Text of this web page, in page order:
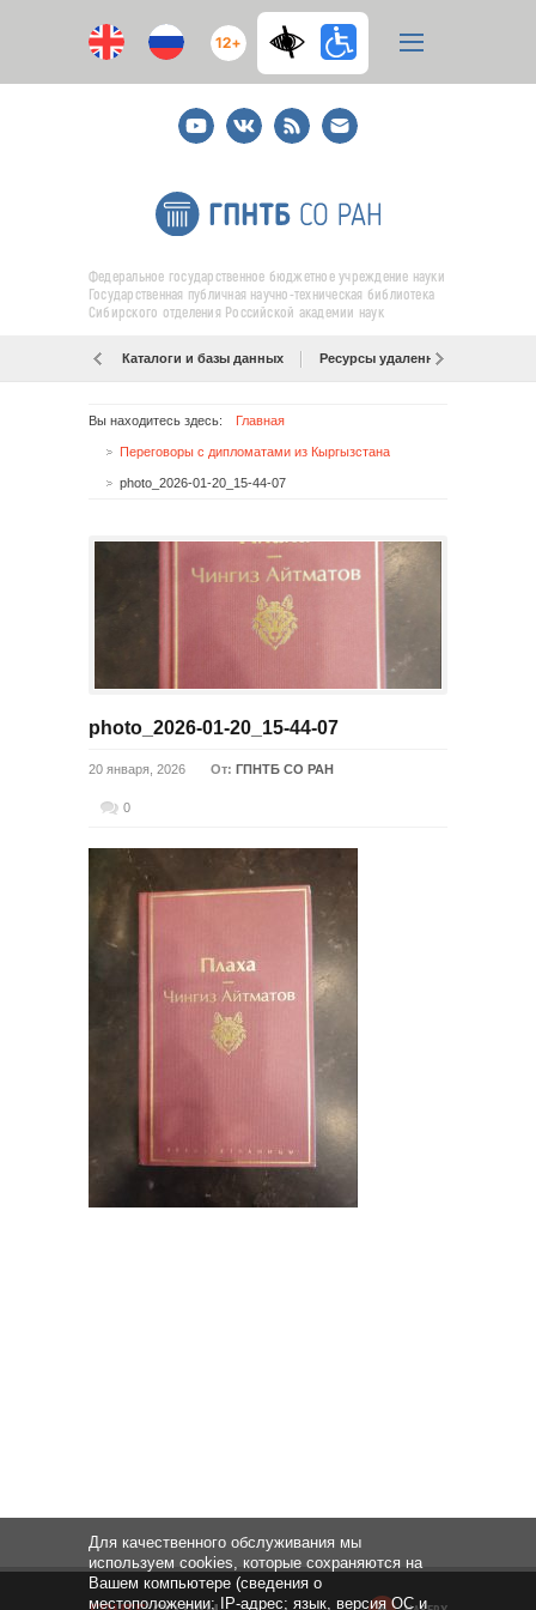
12+
YoutubeВКонтакте
RSS
E-
mail
подписка
Федеральное государственное бюджетное учреждение науки
Государственная публичная научно-техническая библиотека
Сибирского отделения Российской академии наук
Каталоги и базы данных Ресурсы удаленного доступа
Вы находитесь здесь: Главная
Переговоры с дипломатами из Кыргызстана
photo_2026-01-20_15-44-07
photo_2026-01-20_15-44-07
20 января, 2026 От: ГПНТБ СО РАН
0
Для качественного обслуживания мы
используем cookies, которые сохраняются на
Вашем компьютере (сведения о
местоположении; IP-адрес; язык, версия ОС и